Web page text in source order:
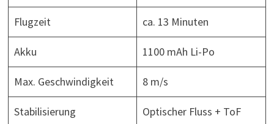
Flugzeit ca. 13 Minuten
Akku 1100 mAh Li-Po
Max. Geschwindigkeit 8 m/s
Stabilisierung Optischer Fluss + ToF